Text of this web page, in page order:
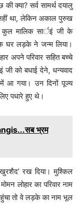
क्या? सर्व सामर्थ दयालु
था, लेकिन अकाल पुरुख
मालिक सार्इं जी के
घर लड़के ने जन्म लिया।
अपने परिवार सहित बच्चे
को बधाई देने, धन्यवाद
में आ गया। उन दिनों पूज्य
पधारे हुए थे।
भ्रम
रख दिया। मुश्किल
लोहार का परिवार नाम
तो वे लड़के का नाम भूल